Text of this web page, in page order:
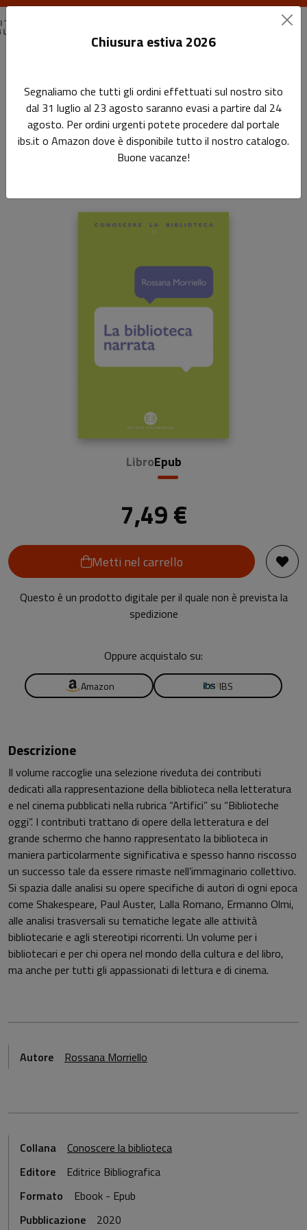
La biblioteca narrata
Sottotitolo non presente
LibroEpub
7,49 €
Metti nel carrello
Questo è un prodotto digitale per il quale non è prevista la
spedizione
Oppure acquistalo su:
Amazon IBS
Descrizione
Il volume raccoglie una selezione riveduta dei contributi
dedicati alla rappresentazione della biblioteca nella letteratura
e nel cinema pubblicati nella rubrica “Artifici” su “Biblioteche
oggi”. I contributi trattano di opere della letteratura e del
grande schermo che hanno rappresentato la biblioteca in
maniera particolarmente significativa e spesso hanno riscosso
un successo tale da essere rimaste nell’immaginario collettivo.
Si spazia dalle analisi su opere specifiche di autori di ogni epoca
come Shakespeare, Paul Auster, Lalla Romano, Ermanno Olmi,
alle analisi trasversali su tematiche legate alle attività
bibliotecarie e agli stereotipi ricorrenti. Un volume per i
bibliotecari e per chi opera nel mondo della cultura e del libro,
ma anche per tutti gli appassionati di lettura e di cinema.
Autore Rossana Morriello
Collana
Conoscere la biblioteca
Editore
Editrice Bibliografica
Formato
Ebook - Epub
Pubblicazione
2020
Chiusura estiva 2026
Segnaliamo che tutti gli ordini effettuati sul nostro sito
dal 31 luglio al 23 agosto saranno evasi a partire dal 24
agosto. Per ordini urgenti potete procedere dal portale
ibs.it o Amazon dove è disponibile tutto il nostro catalogo.
Buone vacanze!